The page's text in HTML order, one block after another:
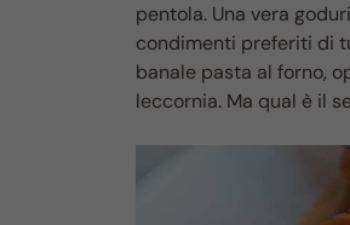
pentola. Una vera
condimenti preferiti di
banale pasta al forno,
leccornia. Ma qual è il